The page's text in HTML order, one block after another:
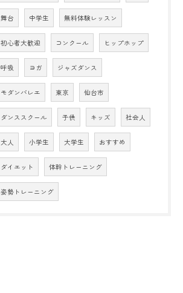
舞台 中学生 無料体験レッスン
初心者大歓迎 コンクール ヒップホップ
呼吸 ヨガ ジャズダンス
モダンバレエ 東京 仙台市
ダンススクール 子供 キッズ 社会人
大人 小学生 大学生 おすすめ
ダイエット 体幹トレーニング
姿勢トレーニング